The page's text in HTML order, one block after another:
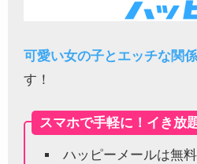
可愛い女の子とエッチな関
す！
スマホで手軽に！イき放
ハッピーメールは無